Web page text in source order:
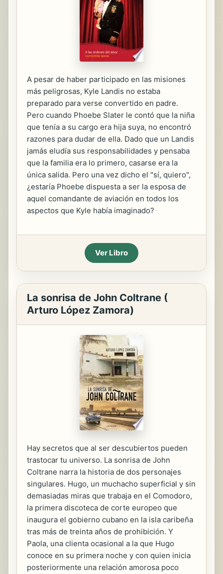
A pesar de haber participado en las misiones
más peligrosas, Kyle Landis no estaba
preparado para verse convertido en padre.
Pero cuando Phoebe Slater le contó que la niña
que tenía a su cargo era hija suya, no encontró
razones para dudar de ella. Dado que un Landis
jamás eludía sus responsabilidades y pensaba
que la familia era lo primero, casarse era la
única salida. Pero una vez dicho el "sí, quiero",
¿estaría Phoebe dispuesta a ser la esposa de
aquel comandante de aviación en todos los
aspectos que Kyle había imaginado?
Ver Libro
La sonrisa de John Coltrane (
Arturo López Zamora)
Hay secretos que al ser descubiertos pueden
trastocar tu universo. La sonrisa de John
Coltrane narra la historia de dos personajes
singulares. Hugo, un muchacho superficial y sin
demasiadas miras que trabaja en el Comodoro,
la primera discoteca de corte europeo que
inaugura el gobierno cubano en la isla caribeña
tras más de treinta años de prohibición. Y
Paola, una clienta ocasional a la que Hugo
conoce en su primera noche y con quien inicia
posteriormente una relación amorosa poco